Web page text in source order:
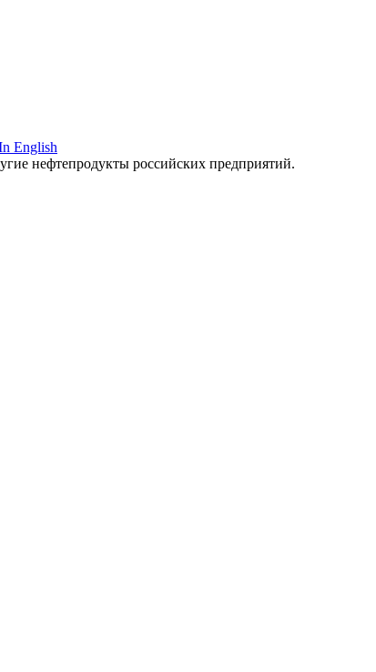
English
нефтепродукты российских предприятий.